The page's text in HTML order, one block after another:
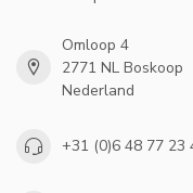
Omloop 4
2771 NL Boskoop
Nederland
+31 (0)6 48 77 23